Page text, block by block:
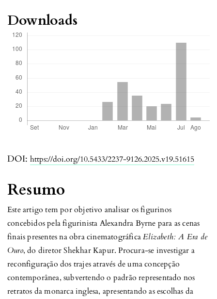
DOI: https://doi.org/10.5433/2237-9126.2025.v19.51615
Resumo
Este artigo tem por objetivo analisar os figurinos
concebidos pela figurinista Alexandra Byrne para as cenas
finais presentes na obra cinematográficaElizabeth: A Era de
Ouro, do diretor Shekhar Kapur. Procura-se investigar a
reconfiguração dos trajes através de uma concepção
contemporânea, subvertendo o padrão representado nos
retratos da monarca inglesa, apresentando as escolhas da
Downloads